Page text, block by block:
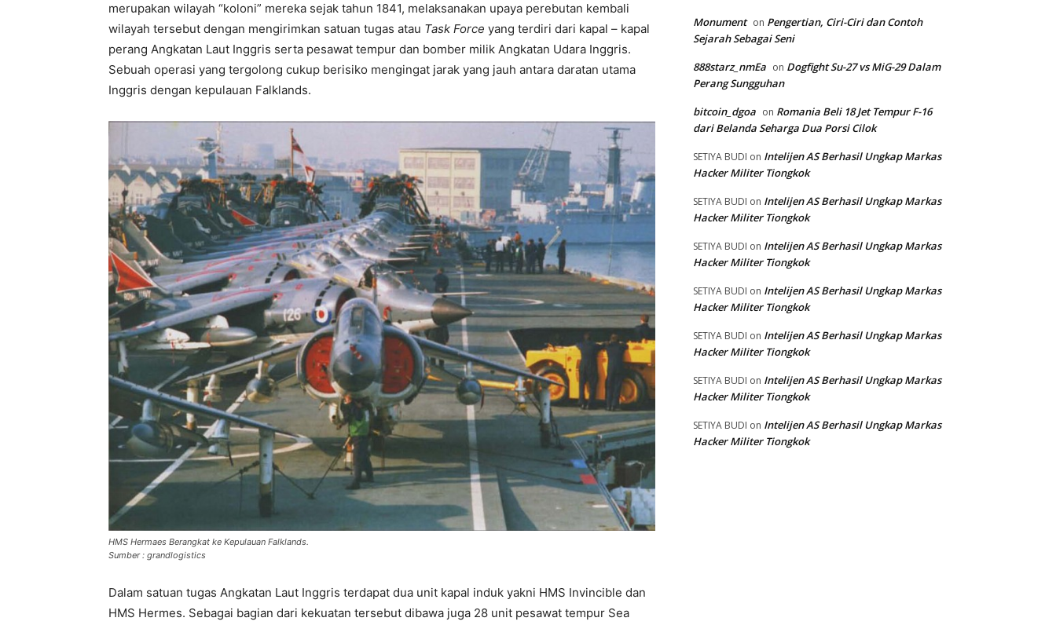
merupakan wilayah “koloni” mereka sejak tahun 1841, melaksanakan upaya perebutan kembali
wilayah tersebut dengan mengirimkan satuan tugas atau Task Force yang terdiri dari kapal – kapal
perang Angkatan Laut Inggris serta pesawat tempur dan bomber milik Angkatan Udara Inggris.
Sebuah operasi yang tergolong cukup berisiko mengingat jarak yang jauh antara daratan utama
Inggris dengan kepulauan Falklands.
HMS Hermaes Berangkat ke Kepulauan Falklands.
Sumber : grandlogistics
Dalam satuan tugas Angkatan Laut Inggris terdapat dua unit kapal induk yakni HMS Invincible dan
HMS Hermes. Sebagai bagian dari kekuatan tersebut dibawa juga 28 unit pesawat tempur Sea
Monument on Pengertian, Ciri-Ciri dan Contoh
Sejarah Sebagai Seni
888starz_nmEa on Dogfight Su-27 vs MiG-29 Dalam
Perang Sungguhan
bitcoin_dgoa on Romania Beli 18 Jet Tempur F-16
dari Belanda Seharga Dua Porsi Cilok
SETIYA BUDI on Intelijen AS Berhasil Ungkap Markas
Hacker Militer Tiongkok
SETIYA BUDI on Intelijen AS Berhasil Ungkap Markas
Hacker Militer Tiongkok
SETIYA BUDI on Intelijen AS Berhasil Ungkap Markas
Hacker Militer Tiongkok
SETIYA BUDI on Intelijen AS Berhasil Ungkap Markas
Hacker Militer Tiongkok
SETIYA BUDI on Intelijen AS Berhasil Ungkap Markas
Hacker Militer Tiongkok
SETIYA BUDI on Intelijen AS Berhasil Ungkap Markas
Hacker Militer Tiongkok
SETIYA BUDI on Intelijen AS Berhasil Ungkap Markas
Hacker Militer Tiongkok